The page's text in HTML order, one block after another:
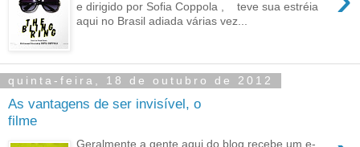
e dirigido por Sofia Coppola , teve sua estréia
aqui no Brasil adiada várias vez...
quinta-feira, 18 de outubro de 2012
As vantagens de ser invisível, o
filme
Geralmente a gente aqui do blog recebe um e-